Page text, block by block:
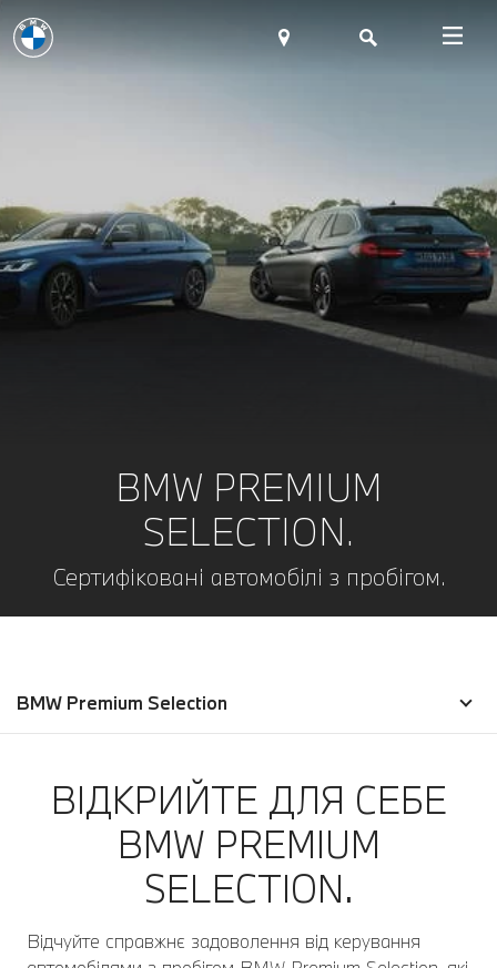
BMW PREMIUM
SELECTION.
Сертифіковані автомобілі з пробігом.
BMW Premium Selection
ВІДКРИЙТЕ ДЛЯ СЕБЕ
BMW PREMIUM
SELECTION.
Відчуйте справжнє задоволення від керування